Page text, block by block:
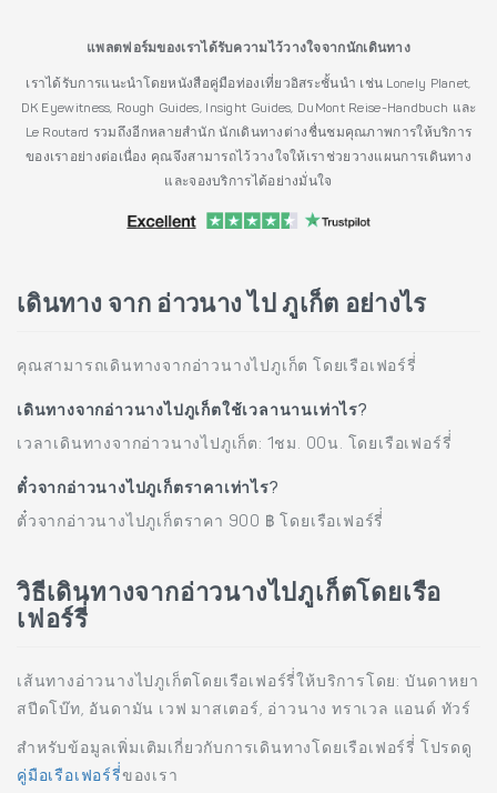
แพลตฟอร์มของเราได้รับความไว้วางใจจากนักเดินทาง
เราได้รับการแนะนำโดยหนังสือคู่มือท่องเที่ยวอิสระชั้นนำ เช่น Lonely Planet,
DK Eyewitness, Rough Guides, Insight Guides, DuMont Reise-Handbuch และ
Le Routard รวมถึงอีกหลายสำนัก นักเดินทางต่างชื่นชมคุณภาพการให้บริการ
ของเราอย่างต่อเนื่อง คุณจึงสามารถไว้วางใจให้เราช่วยวางแผนการเดินทาง
และจองบริการได้อย่างมั่นใจ
เดินทาง จาก อ่าวนาง ไป ภูเก็ต อย่างไร
คุณสามารถเดินทางจากอ่าวนางไปภูเก็ต โดยเรือเฟอร์รี่่
เดินทางจากอ่าวนางไปภูเก็ตใช้เวลานานเท่าไร?
เวลาเดินทางจากอ่าวนางไปภูเก็ต: 1ชม. 00น. โดยเรือเฟอร์รี่่
ตั๋วจากอ่าวนางไปภูเก็ตราคาเท่าไร?
ตั๋วจากอ่าวนางไปภูเก็ตราคา 900 ฿ โดยเรือเฟอร์รี่่
วิธีเดินทางจากอ่าวนางไปภูเก็ตโดยเรือ
เฟอร์รี่่
เส้นทางอ่าวนางไปภูเก็ตโดยเรือเฟอร์รี่่ให้บริการโดย: บันดาหยา
สปีดโบ๊ท, อันดามัน เวฟ มาสเตอร์, อ่าวนาง ทราเวล แอนด์ ทัวร์
สำหรับข้อมูลเพิ่มเติมเกี่ยวกับการเดินทางโดยเรือเฟอร์รี่่ โปรดดู
คู่มือเรือเฟอร์รี่่ของเรา